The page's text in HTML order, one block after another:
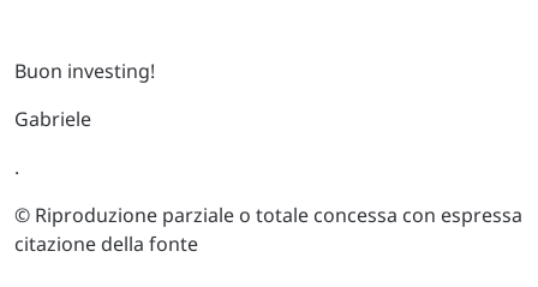
Buon investing!
Gabriele
.
© Riproduzione parziale o totale concessa con espressa
citazione della fonte